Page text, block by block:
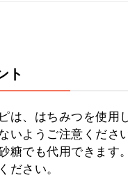
ト
は、はちみつを使用
いようご注意ください
糖でも代用できます
ださい。